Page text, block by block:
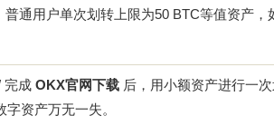
通用户单次划转上限为50 BTC等值资产，
完成 OKX官网下载 后，用小额资产进行一
资产万无一失。